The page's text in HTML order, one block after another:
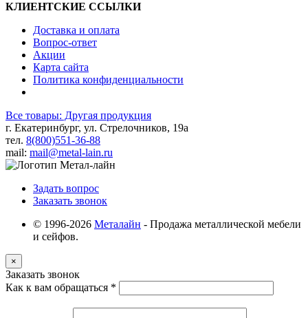
КЛИЕНТСКИЕ ССЫЛКИ
Доставка и оплата
Вопрос-ответ
Акции
Карта сайта
Политика конфиденциальности
Все товары: Другая продукция
г. Екатеринбург, ул. Стрелочников, 19а
тел. 8(800)551-36-88
mail: mail@metal-lain.ru
Задать вопрос
Заказать звонок
© 1996-2026 Металайн - Продажа металлической мебели
и сейфов.
×
Заказать звонок
Как к вам обращаться *